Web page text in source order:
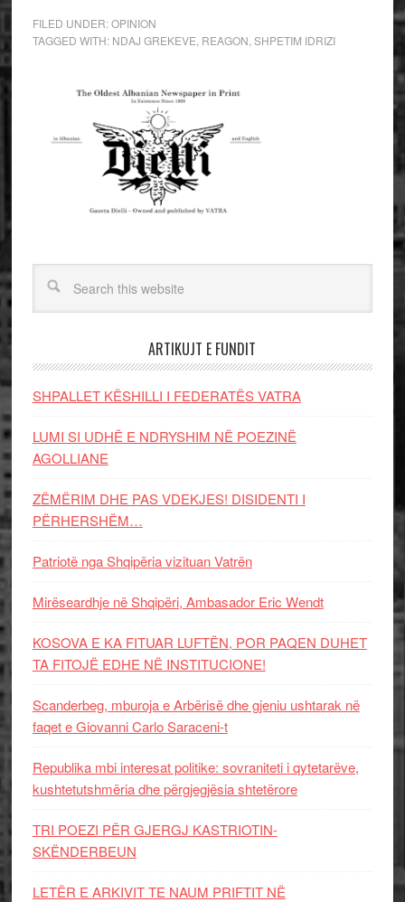
FILED UNDER:OPINION
TAGGED WITH: NDAJ GREKEVE REAGON SHPETIM IDRIZI
ARTIKUJT E FUNDIT
SHPALLET KËSHILLI I FEDERATËS VATRA
LUMI SI UDHË E NDRYSHIM NË POEZINË
AGOLLIANE
ZËMËRIM DHE PAS VDEKJES! DISIDENTI I
PËRHERSHËM…
Patriotë nga Shqipëria vizituan Vatrën
Mirëseardhje në Shqipëri, Ambasador Eric Wendt
KOSOVA E KA FITUAR LUFTËN, POR PAQEN DUHET
TA FITOJË EDHE NË INSTITUCIONE!
Scanderbeg, mburoja e Arbërisë dhe gjeniu ushtarak në
faqet e Giovanni Carlo Saraceni-t
Republika mbi interesat politike: sovraniteti i qytetarëve,
kushtetutshmëria dhe përgjegjësia shtetërore
TRI POEZI PËR GJERGJ KASTRIOTIN-
SKËNDERBEUN
LETËR E ARKIVIT TE NAUM PRIFTIT NË